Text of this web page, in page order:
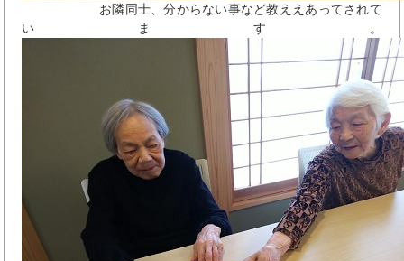
お隣同士、分からない事など教ええあってされて
います。